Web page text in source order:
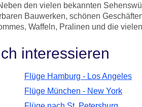
den vielen bekannten
Bauwerken, schönen
Waffeln, Pralinen und die
interessieren
Flüge Hamburg - Los Angeles
Flüge München - New York